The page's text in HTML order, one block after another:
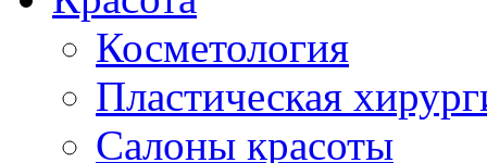
Косметология
Пластическая
Салоны красоты